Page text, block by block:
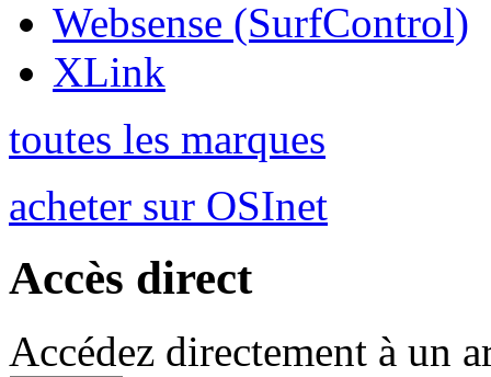
Websense (SurfControl)
XLink
toutes les marques
acheter sur OSInet
Accès direct
Accédez directement à un